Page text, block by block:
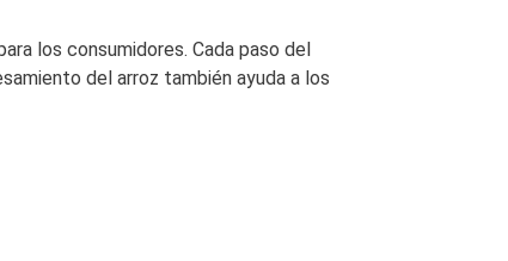
los consumidores. Cada paso del
del arroz también ayuda a los